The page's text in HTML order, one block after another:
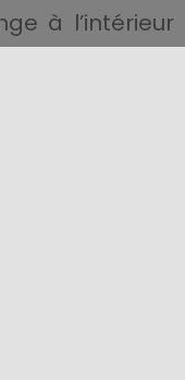
à l’intérieur